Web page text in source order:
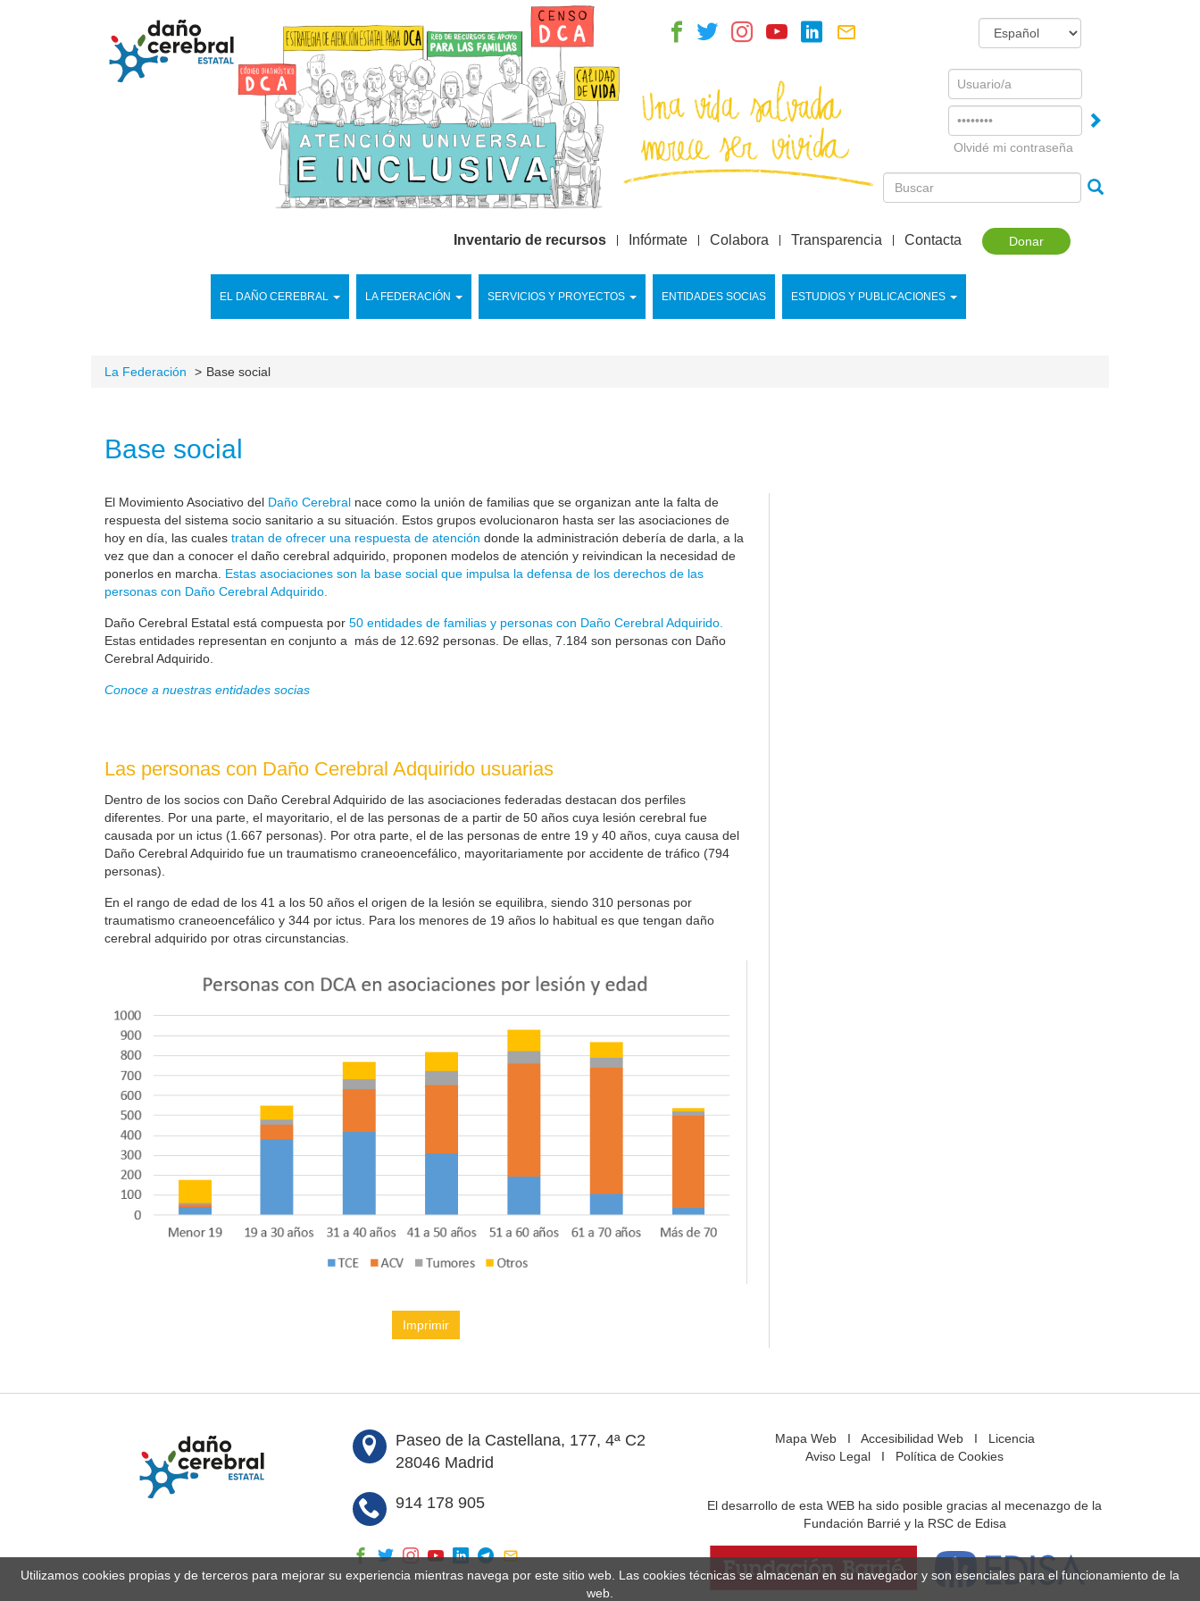
Username
Olvidé mi contraseña
Donar
EL DAÑO CEREBRAL LA FEDERACIÓN SERVICIOS Y PROYECTOS ENTIDADES SOCIAS ESTUDIOS Y PUBLICACIONES
Inventario de recursos Infórmate Colabora Transparencia Contacta
La Federación Base social
Base social
El Movimiento Asociativo del Daño Cerebral nace como la unión de familias que se organizan ante la falta de
respuesta del sistema socio sanitario a su situación. Estos grupos evolucionaron hasta ser las asociaciones de
hoy en día, las cuales tratan de ofrecer una respuesta de atención donde la administración debería de darla, a la
vez que dan a conocer el daño cerebral adquirido, proponen modelos de atención y reivindican la necesidad de
ponerlos en marcha. Estas asociaciones son la base social que impulsa la defensa de los derechos de las
personas con Daño Cerebral Adquirido.
Daño Cerebral Estatal está compuesta por 50 entidades de familias y personas con Daño Cerebral Adquirido.
Estas entidades representan en conjunto a más de 12.692 personas. De ellas, 7.184 son personas con Daño
Cerebral Adquirido.
Conoce a nuestras entidades socias
Las personas con Daño Cerebral Adquirido usuarias
Dentro de los socios con Daño Cerebral Adquirido de las asociaciones federadas destacan dos perfiles
diferentes. Por una parte, el mayoritario, el de las personas de a partir de 50 años cuya lesión cerebral fue
causada por un ictus (1.667 personas). Por otra parte, el de las personas de entre 19 y 40 años, cuya causa del
Daño Cerebral Adquirido fue un traumatismo craneoencefálico, mayoritariamente por accidente de tráfico (794
personas).
En el rango de edad de los 41 a los 50 años el origen de la lesión se equilibra, siendo 310 personas por
traumatismo craneoencefálico y 344 por ictus. Para los menores de 19 años lo habitual es que tengan daño
cerebral adquirido por otras circunstancias.
Imprimir
Paseo de la Castellana, 177, 4ª C2
28046 Madrid
914 178 905
Mapa WebI Accesibilidad WebI Licencia
Aviso Legal I Política de Cookies
El desarrollo de esta WEB ha sido posible gracias al mecenazgo de la
Fundación Barrié y la RSC de Edisa
Utilizamos cookies propias y de terceros para mejorar su experiencia mientras navega por este sitio web. Las cookies técnicas se almacenan en su navegador y son esenciales para el funcionamiento de la
web.